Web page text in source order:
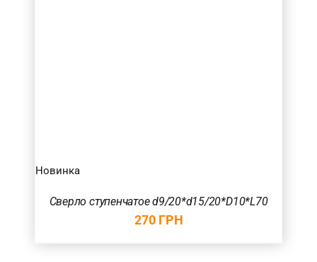
Новинка
Сверло ступенчатое d9/20*d15/20*D10*L70
270 ГРН